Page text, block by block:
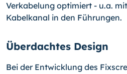
Verkabelung optimiert - u.a.
Kabelkanal in den Führungen.
Überdachtes Design
Bei der Entwicklung des